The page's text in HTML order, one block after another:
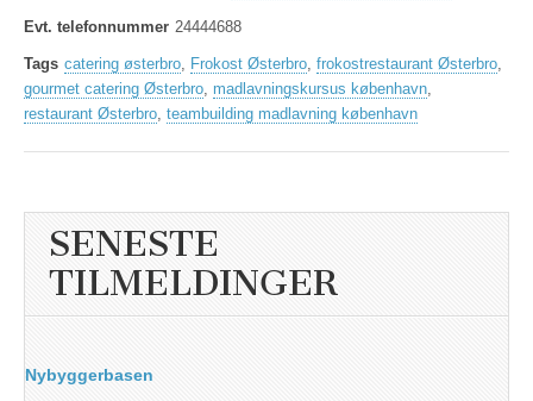
Evt. telefonnummer 24444688
Tags catering østerbro, Frokost Østerbro, frokostrestaurant Østerbro,
gourmet catering Østerbro, madlavningskursus københavn,
restaurant Østerbro, teambuilding madlavning københavn
SENESTE
TILMELDINGER
Nybyggerbasen